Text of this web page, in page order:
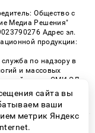
Общество с
Медиа Решения"
Адрес эл.
продукции:
по надзору в
и массовых
номер СМИ ЭЛ
защищены
сайта вы
ваши
метрик Яндекс